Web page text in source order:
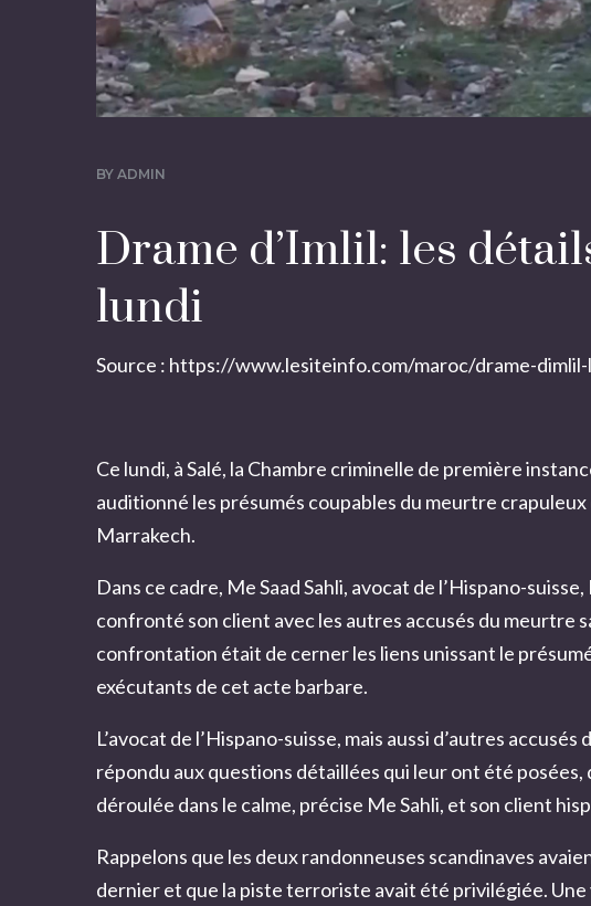
BY ADMIN
Drame d’Imlil: les
lundi
Source : https://www.lesiteinfo.com/maroc/drame-
Ce lundi, à Salé, la Chambre criminelle de première
auditionné les présumés coupables du meurtre
Marrakech.
Dans ce cadre, Me Saad Sahli, avocat de l’Hispano-
confronté son client avec les autres accusés du meurtre
confrontation était de cerner les liens unissant le
exécutants de cet acte barbare.
L’avocat de l’Hispano-suisse, mais aussi d’autres
répondu aux questions détaillées qui leur ont été posées,
déroulée dans le calme, précise Me Sahli, et son client
Rappelons que les deux randonneuses scandinaves
dernier et que la piste terroriste avait été privilégiée.